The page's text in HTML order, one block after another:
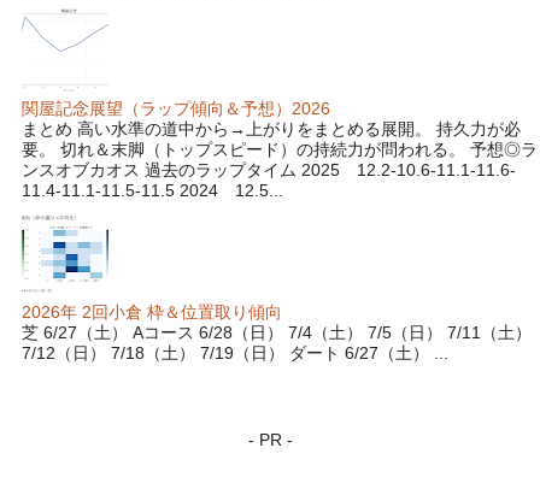
関屋記念展望（ラップ傾向＆予想）2026
まとめ 高い水準の道中から→上がりをまとめる展開。 持久力が必
要。 切れ＆末脚（トップスピード）の持続力が問われる。 予想◎ラ
ンスオブカオス 過去のラップタイム 2025 12.2-10.6-11.1-11.6-
11.4-11.1-11.5-11.5 2024 12.5...
2026年 2回小倉 枠＆位置取り傾向
芝 6/27（土） Aコース 6/28（日） 7/4（土） 7/5（日） 7/11（土）
7/12（日） 7/18（土） 7/19（日） ダート 6/27（土） ...
- PR -